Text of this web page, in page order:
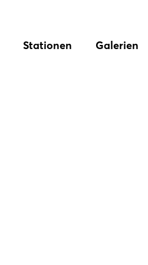
Stationen Galerien